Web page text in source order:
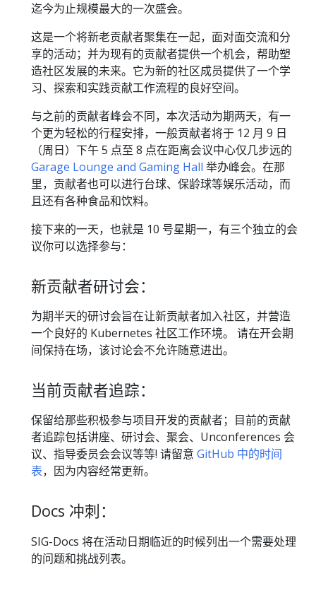
迄今为止规模最大的一次盛会。
这是一个将新老贡献者聚集在一起，面对面交流和分
享的活动；并为现有的贡献者提供一个机会，帮助塑
造社区发展的未来。它为新的社区成员提供了一个学
习、探索和实践贡献工作流程的良好空间。
与之前的贡献者峰会不同，本次活动为期两天，有一
个更为轻松的行程安排，一般贡献者将于 12 月 9 日
（周日）下午 5 点至 8 点在距离会议中心仅几步远的
Garage Lounge and Gaming Hall 举办峰会。在那
里，贡献者也可以进行台球、保龄球等娱乐活动，而
且还有各种食品和饮料。
接下来的一天，也就是 10 号星期一，有三个独立的会
议你可以选择参与：
新贡献者研讨会：
为期半天的研讨会旨在让新贡献者加入社区，并营造
一个良好的 Kubernetes 社区工作环境。 请在开会期
间保持在场，该讨论会不允许随意进出。
当前贡献者追踪：
保留给那些积极参与项目开发的贡献者；目前的贡献
者追踪包括讲座、研讨会、聚会、Unconferences 会
议、指导委员会会议等等! 请留意 GitHub 中的时间
表，因为内容经常更新。
Docs 冲刺：
SIG-Docs 将在活动日期临近的时候列出一个需要处理
的问题和挑战列表。